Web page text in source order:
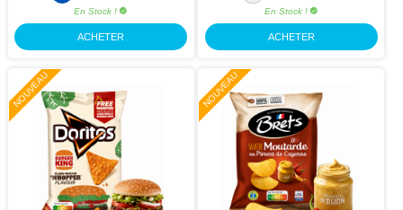
En Stock !
ACHETER
En Stock !
ACHETER
NOUVEAU NOUVEAU